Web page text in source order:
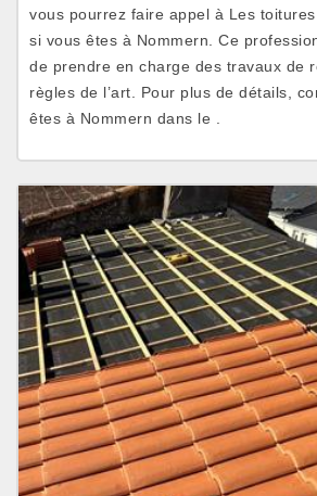
vous pourrez faire appel à Les toitures
si vous êtes à Nommern. Ce
de prendre en charge des travaux de
règles de l’art. Pour plus de détails,
êtes à Nommern dans le .